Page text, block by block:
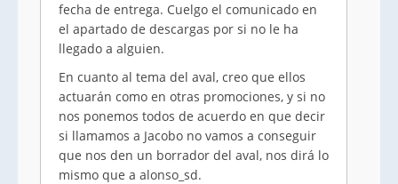
fecha de entrega. Cuelgo el comunicado en
el apartado de descargas por si no le ha
llegado a alguien.
En cuanto al tema del aval, creo que ellos
actuarán como en otras promociones, y si no
nos ponemos todos de acuerdo en que decir
si llamamos a Jacobo no vamos a conseguir
que nos den un borrador del aval, nos dirá lo
mismo que a alonso_sd.